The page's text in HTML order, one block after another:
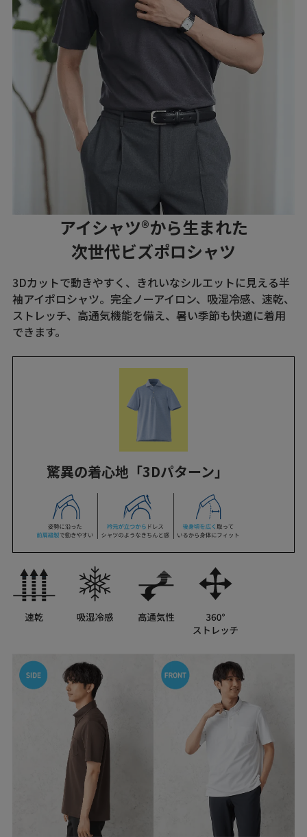
アイシャツ®︎から生まれた
次世代ビズポロシャツ
3Dカットで動きやすく、きれいなシルエットに見える半
袖アイポロシャツ。完全ノーアイロン、吸湿冷感、速乾、
ストレッチ、高通気機能を備え、暑い季節も快適に着用
できます。
驚異の着心地「3Dパターン」